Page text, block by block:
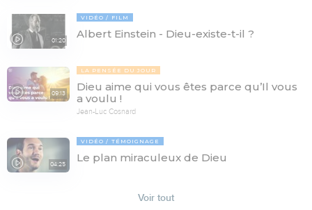
01:20
VIDÉO FILM
Albert Einstein - Dieu-existe-t-il ?
09:13
LA PENSÉE DU JOUR
Dieu aime qui vous êtes parce qu’Il vous
a voulu !
Jean-Luc Cosnard
04:25
VIDÉO TÉMOIGNAGE
Le plan miraculeux de Dieu
Voir tout